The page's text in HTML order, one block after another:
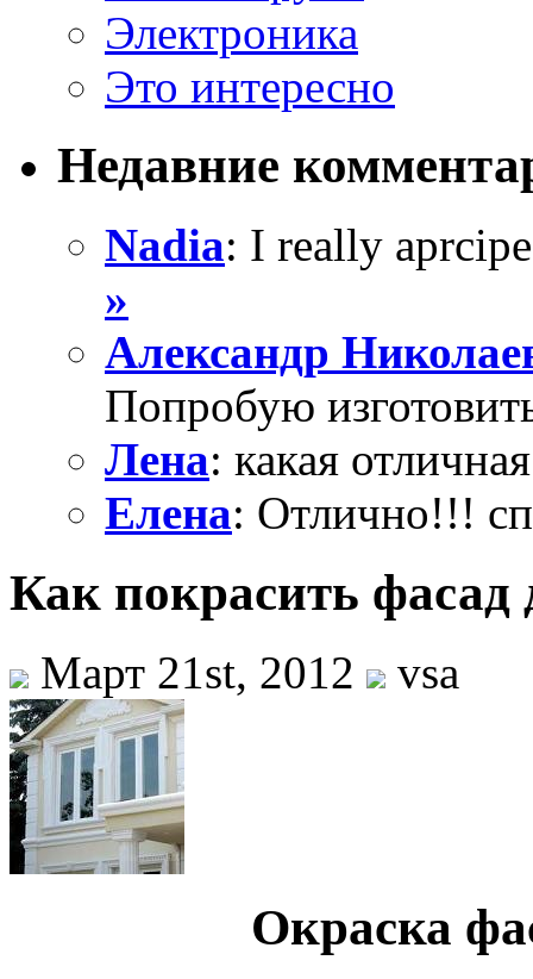
Электроника
Это интересно
Недавние
Nadia: I really
»
Александр
Попробую
Лена: какая
Елена: Отлично!!!
Как покрасить фасад
Март 21st, 2012 vsa
Окраска